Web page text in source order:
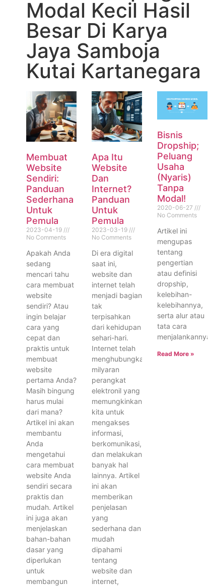
Modal Kecil Hasil
Besar Di Karya
Jaya Samboja
Kutai Kartanegara
Membuat
Website
Sendiri:
Panduan
Sederhana
Untuk
Pemula
2023-04-19
No Comments
Apakah Anda
sedang
mencari tahu
cara membuat
website
sendiri? Atau
ingin belajar
cara yang
cepat dan
praktis untuk
membuat
website
pertama Anda?
Masih bingung
harus mulai
dari mana?
Artikel ini akan
membantu
Anda
mengetahui
cara membuat
website Anda
sendiri secara
praktis dan
mudah. Artikel
ini juga akan
menjelaskan
bahan-bahan
dasar yang
diperlukan
untuk
membangun
Apa Itu
Website
Dan
Internet?
Panduan
Untuk
Pemula
2023-03-19
No Comments
Di era digital
saat ini,
website dan
internet telah
menjadi bagian
tak
terpisahkan
dari kehidupan
sehari-hari.
Internet telah
menghubungkan
milyaran
perangkat
elektronil yang
memungkinkan
kita untuk
mengakses
informasi,
berkomunikasi,
dan melakukan
banyak hal
lainnya. Artikel
ini akan
memberikan
penjelasan
yang
sederhana dan
mudah
dipahami
tentang
website dan
internet,
Bisnis
Dropship;
Peluang
Usaha
(Nyaris)
Tanpa
Modal!
2020-06-27
No Comments
Artikel ini
mengupas
tentang
pengertian
atau definisi
dropship,
kelebihan-
kelebihannya,
serta alur atau
tata cara
menjalankannya.
Read More »